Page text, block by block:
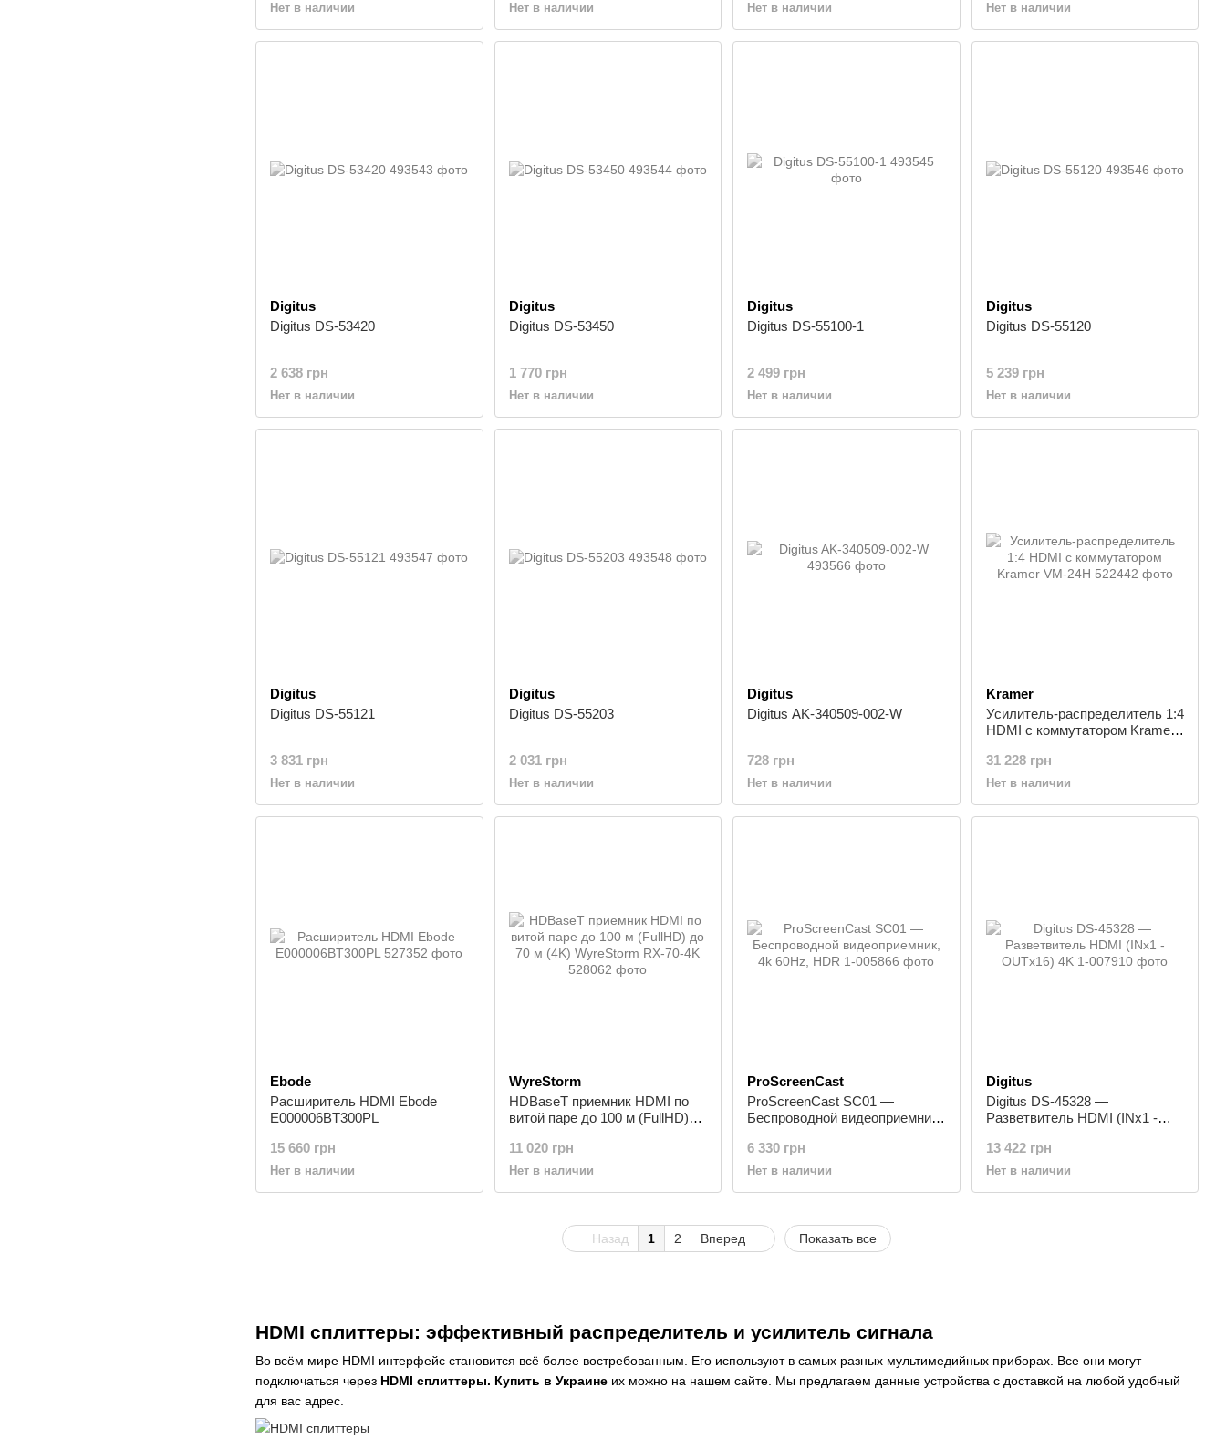
HDMI сплиттеры: эффективный распределитель и усилитель сигнала
Во всём мире HDMI интерфейс становится всё более востребованным. Его используют в самых разных мультимедийных приборах. Все они могут
подключаться через HDMI сплиттеры. Купить в Украине их можно на нашем сайте. Мы предлагаем данные устройства с доставкой на любой удобный
для вас адрес.
Нет в наличии Нет в наличии Нет в наличии Нет в наличии
Digitus
Digitus DS-53420
2 638 грн
Нет в наличии
Digitus
Digitus DS-53450
1 770 грн
Нет в наличии
Digitus
Digitus DS-55100-1
2 499 грн
Нет в наличии
Digitus
Digitus DS-55120
5 239 грн
Нет в наличии
Digitus
Digitus DS-55121
3 831 грн
Нет в наличии
Digitus
Digitus DS-55203
2 031 грн
Нет в наличии
Digitus
Digitus AK-340509-002-W
728 грн
Нет в наличии
Kramer
Усилитель-распределитель 1:4
HDMI с коммутатором Kramer
31 228 грн
Нет в наличии
Ebode
Расширитель HDMI Ebode
E000006BT300PL
15 660 грн
Нет в наличии
WyreStorm
HDBaseT приемник HDMI по
витой паре до 100 м (FullHD)
4K
11 020 грн
Нет в наличии
ProScreenCast
ProScreenCast SC01 —
Беспроводной видеоприемник,
6 330 грн
Нет в наличии
Digitus
Digitus DS-45328 —
Разветвитель HDMI (INx1 -
13 422 грн
Нет в наличии
Назад 1 2 Вперед Показать все